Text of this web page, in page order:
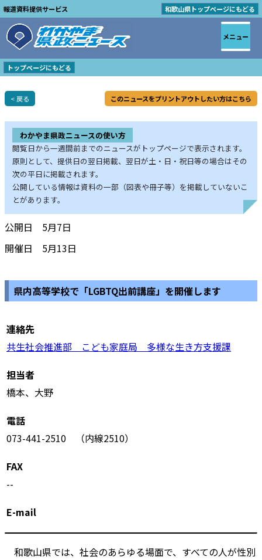
報道資料提供サービス 和歌山県トップページにもどる
トップページにもどる
< 戻る このニュースをプリントアウトしたい方はこちら
わかやま県政ニュースの使い方
閲覧日から一週間前までのニュースがトップページで表示されます。
原則として、提供日の翌日掲載、翌日が土・日・祝日等の場合はその
次の平日に掲載されます。
公開している情報は資料の一部（図表や冊子等）を掲載していないこ
とがあります。
公開日 5月7日
開催日 5月13日
県内高等学校で「LGBTQ出前講座」を開催します
連絡先
共生社会推進部 こども家庭局 多様な生き方支援課
担当者
橋本、大野
電話
073-441-2510 （内線2510）
FAX
--
E-mail
和歌山県では、社会のあらゆる場面で、すべての人が性別
メニュー